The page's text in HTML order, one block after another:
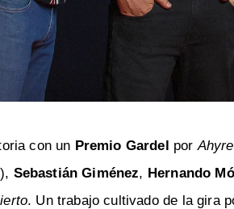
con un Premio Gardel por Ahyre
), Sebastián Giménez, Hernando
. Un trabajo cultivado de la gira